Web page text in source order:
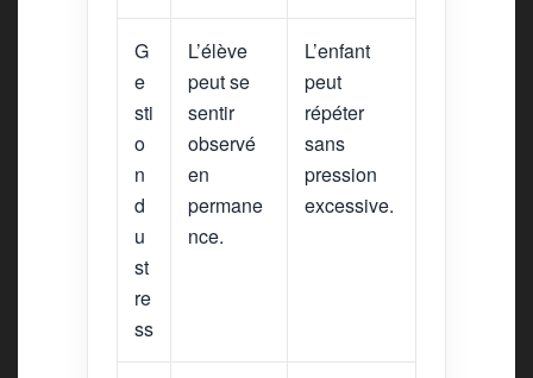
G
e
sti
o
n
d
u
st
re
ss
L’élève
peut se
sentir
observé
en
permane
nce.
L’enfant
peut
répéter
sans
pression
excessive.